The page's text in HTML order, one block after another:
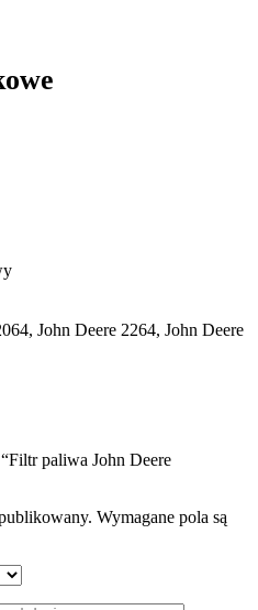
John Deere 2264, John Deere
paliwa John Deere
Wymagane pola są